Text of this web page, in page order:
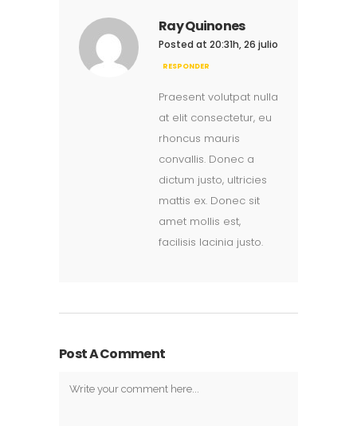
Ray Quinones
Posted at 20:31h, 26 julio
RESPONDER
Praesent volutpat nulla
at elit consectetur, eu
rhoncus mauris
convallis. Donec a
dictum justo, ultricies
mattis ex. Donec sit
amet mollis est,
facilisis lacinia justo.
Post A Comment